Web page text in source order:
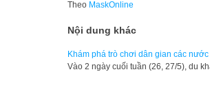
Theo MaskOnline
Nội dung khác
Khám phá trò chơi dân gian các
Vào 2 ngày cuối tuần (26, 27/5), du